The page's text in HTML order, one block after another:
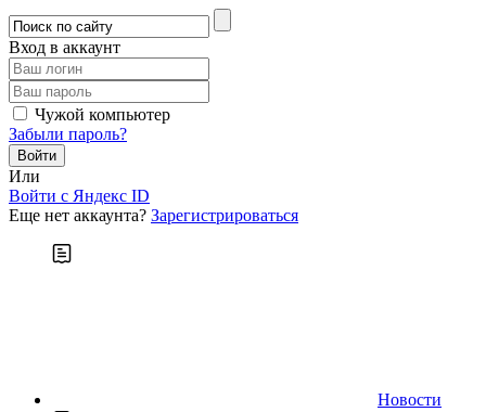
Вход в аккаунт
Чужой компьютер
Забыли пароль?
Или
Войти c Яндекс ID
Еще нет аккаунта? Зарегистрироваться
Новости